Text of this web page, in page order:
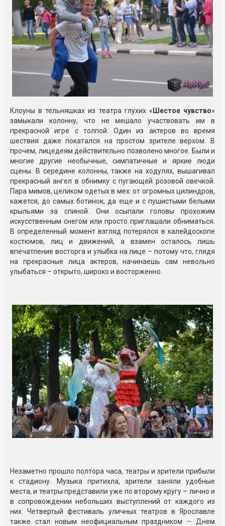
Клоуны в тельняшках из театра глухих « Шестое чувство»
замыкали колонну, что не мешало участвовать им в
прекрасной игре с толпой. Один из актеров во время
шествия даже покатался на простом зрителе верхом. В
прочем, лицедеям действительно позволено многое. Были и
многие другие необычные, симпатичные и яркие люди
сцены. В середине колонны, также на ходулях, вышагивал
прекрасный ангел в обнимку с пугающей розовой овечкой.
Пара мимов, целиком одетых в мех: от огромных цилиндров,
кажется, до самых ботинок, да еще и с пушистыми белыми
крыльями за спиной. Они осыпали головы прохожим
искусственным снегом или просто приглашали обниматься.
В определенный момент взгляд потерялся в калейдоскопе
костюмов, лиц и движений, а взамен осталось лишь
впечатление восторга и улыбка на лице – потому что, глядя
на прекрасные лица актеров, начинаешь сам невольно
улыбаться – открыто, широко и восторженно.
Незаметно прошло полтора часа, театры и зрители прибыли
к стадиону. Музыка притихла, зрители заняли удобные
места, и театры представили уже по второму кругу – лично и
в сопровождении небольших выступлений от каждого из
них. Четвертый фестиваль уличных театров в Ярославле
также стал новым неофициальным праздником – Днем